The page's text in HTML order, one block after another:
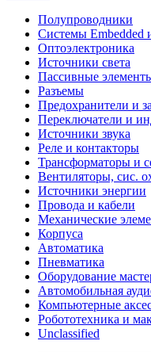
Полупроводники
Системы Embedded
Oптоэлектроника
Источники света
Пассивные
Разъeмы
Предохранители и
Переключатели и
Источники звука
Реле и контакторы
Трансформаторы и
Вентиляторы, сис.
Источники энергии
Провода и кабели
Механические
Корпуса
Автоматика
Пневматика
Оборудование
Автомобильная
Компьютерные
Робототехника и
Unclassified